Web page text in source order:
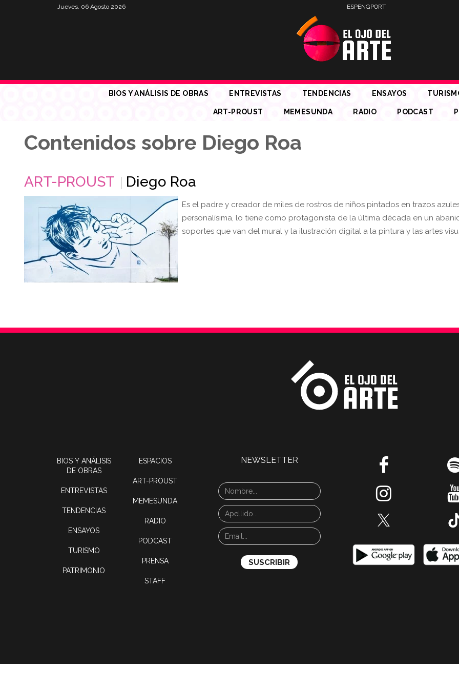
Jueves, 06 Agosto 2026 ESPENGPORT
BIOS Y ANÁLISIS DE OBRAS ENTREVISTAS TENDENCIAS ENSAYOS
ART-PROUST MEMESUNDA RADIO PODCAST
Contenidos sobre Diego Roa
ART-PROUST Diego Roa
Es el padre y creador de miles de rostros de niños pintados en trazos
personalísima, lo tiene como protagonista de la última década en un
soportes que van del mural y la ilustración digital a la pintura y las artes
BIOS Y ANÁLISIS
DE OBRAS
ENTREVISTAS
TENDENCIAS
ENSAYOS
TURISMO
PATRIMONIO
ESPACIOS
ART-PROUST
MEMESUNDA
RADIO
PODCAST
PRENSA
STAFF
NEWSLETTER